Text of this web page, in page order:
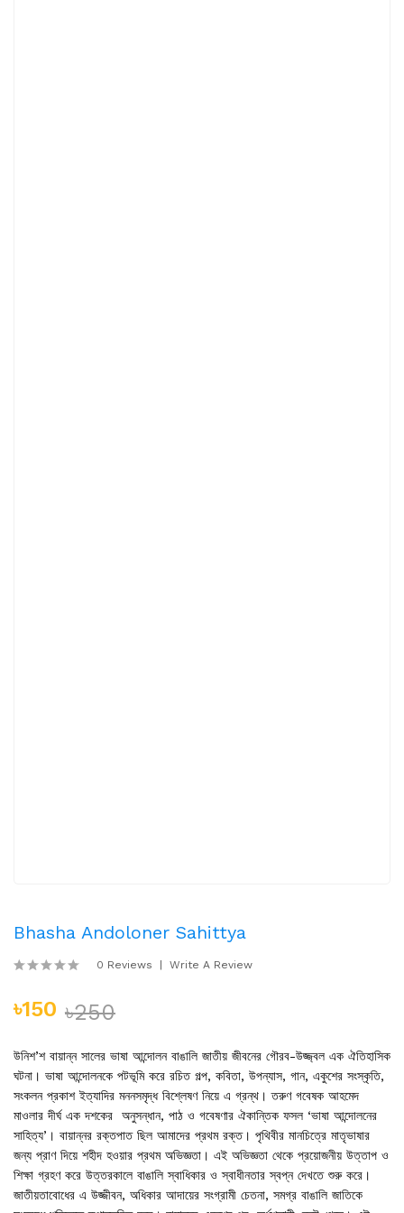
Bhasha Andoloner Sahittya
0 Reviews Write A Review
৳150 ৳250
উনিশ’শ বায়ান্ন সালের ভাষা আন্দোলন বাঙালি জাতীয় জীবনের গৌরব-উজ্জ্বল এক ঐতিহাসিক
ঘটনা। ভাষা আন্দোলনকে পটভূমি করে রচিত গল্প, কবিতা, উপন্যাস, গান, একুশের সংস্কৃতি,
সংকলন প্রকাশ ইত্যাদির মননসমৃদ্ধ বিশ্লে­ষণ নিয়ে এ গ্রন্থ। তরুণ গবেষক আহমেদ
মাওলার দীর্ঘ এক দশকের অনুসন্ধান, পাঠ ও গবেষণার ঐকান্তিক ফসল ‘ভাষা আন্দোলনের
সাহিত্য’। বায়ান্নর রক্তপাত ছিল আমাদের প্রথম রক্ত। পৃথিবীর মানচিত্রে মাতৃভাষার
জন্য প্রাণ দিয়ে শহীদ হওয়ার প্রথম অভিজ্ঞতা। এই অভিজ্ঞতা থেকে প্রয়োজনীয় উত্তাপ ও
শিক্ষা গ্রহণ করে উত্তরকালে বাঙালি স্বাধিকার ও স্বাধীনতার স্বপ্ন দেখতে শুরু করে।
জাতীয়তাবোধের এ উজ্জীবন, অধিকার আদায়ের সংগ্রামী চেতনা, সমগ্র বাঙালি জাতিকে